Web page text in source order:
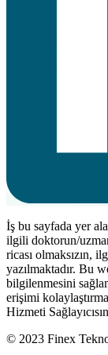
İş bu sayfada yer
ilgili doktorun/
ricası olmaksızın,
yazılmaktadır. Bu
bilgilenmesini
erişimi
Hizmeti
© 2023 Finex